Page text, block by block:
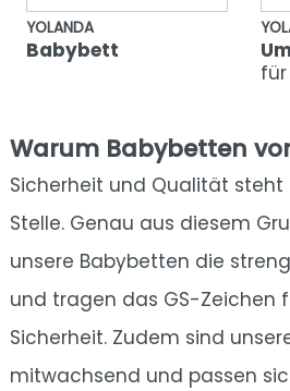
YOLANDA
Babybett
Warum Babybetten
Sicherheit und Qualität steht
Stelle. Genau aus diesem
unsere Babybetten die
und tragen das GS-Zeichen
Sicherheit. Zudem sind
mitwachsend und passen